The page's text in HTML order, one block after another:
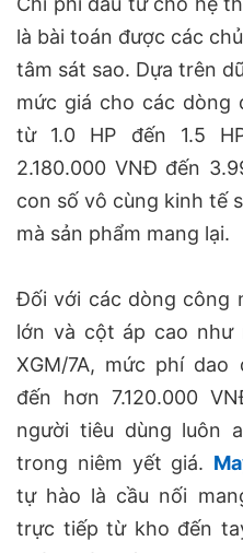
là bài toán được các
tâm sát sao. Dựa trên
mức giá cho các dòng
từ 1.0 HP đến 1.5
2.180.000 VNĐ đến
con số vô cùng kinh tế
mà sản phẩm mang lại.
Đối với các dòng công
lớn và cột áp cao như
XGM/7A, mức phí
đến hơn 7.120.000
người tiêu dùng luôn
trong niêm yết giá.
tự hào là cầu nối
trực tiếp từ kho đến